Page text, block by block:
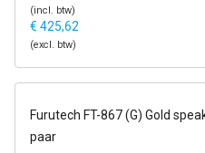
(incl. btw)
€ 425,62
(excl. btw)
op voorraad
Furutech FT-867 (G) Gold
paar